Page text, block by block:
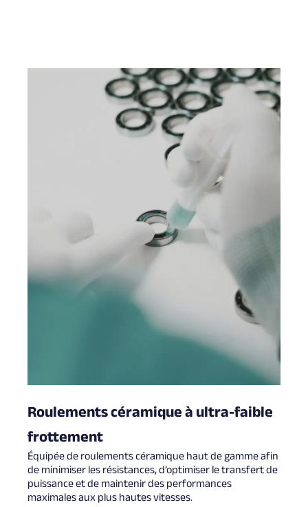
Roulements céramique à ultra-faible
frottement
Équipée de roulements céramique haut de gamme afin
de minimiser les résistances, d’optimiser le transfert de
puissance et de maintenir des performances
maximales aux plus hautes vitesses.